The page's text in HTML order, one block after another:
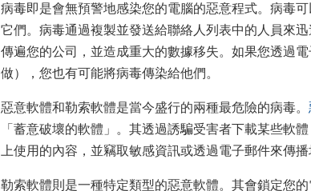
病毒即是會無預警地感染您的電腦的惡意程式。病毒
它們。病毒通過複製並發送給聯絡人列表中的人員來
傳遍您的公司，並造成重大的數據移失。如果您透過
做），您也有可能將病毒傳染給他們。
惡意軟體和勒索軟體是當今盛行的兩種最危險的病毒。
「蓄意破壞的軟體」。其透過誘騙受害者下載某些軟
上使用的內容，並竊取敏感資訊或透過電子郵件來傳播
勒索軟體則是一種特定類型的惡意軟體。其會鎖定您